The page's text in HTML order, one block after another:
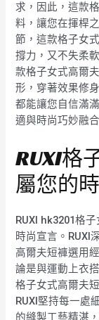
求，因此，這款
料，讓您在揮桿
節，這款格子女
撐力，又不失柔
款格子女式高爾
形，穿著效果修
都能讓您自信滿
適與時尚巧妙融
RUXI格
屬您的
RUXI hk3201格
時尚宣言。RUXI
高爾夫短褲選用
論是與運動上衣
格子女式高爾夫
RUXI堅持每一處
的縫製工藝精湛